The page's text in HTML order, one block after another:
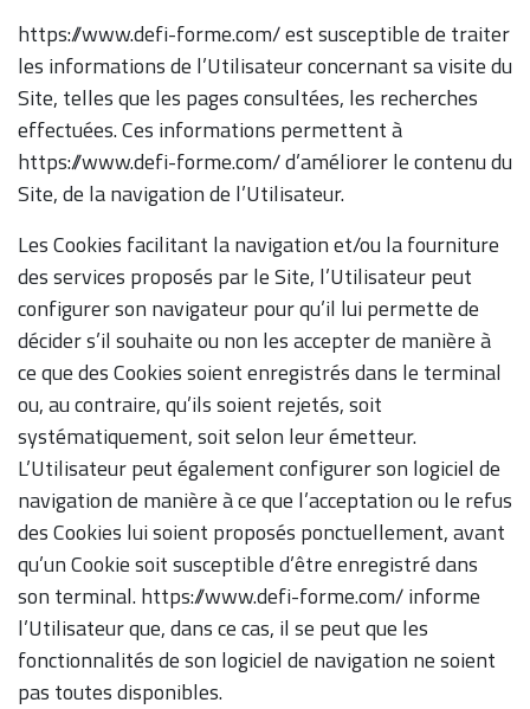
https://www.defi-forme.com/ est susceptible de traiter
les informations de l’Utilisateur concernant sa visite du
Site, telles que les pages consultées, les recherches
effectuées. Ces informations permettent à
https://www.defi-forme.com/ d’améliorer le contenu du
Site, de la navigation de l’Utilisateur.
Les Cookies facilitant la navigation et/ou la fourniture
des services proposés par le Site, l’Utilisateur peut
configurer son navigateur pour qu’il lui permette de
décider s’il souhaite ou non les accepter de manière à
ce que des Cookies soient enregistrés dans le terminal
ou, au contraire, qu’ils soient rejetés, soit
systématiquement, soit selon leur émetteur.
L’Utilisateur peut également configurer son logiciel de
navigation de manière à ce que l’acceptation ou le refus
des Cookies lui soient proposés ponctuellement, avant
qu’un Cookie soit susceptible d’être enregistré dans
son terminal. https://www.defi-forme.com/ informe
l’Utilisateur que, dans ce cas, il se peut que les
fonctionnalités de son logiciel de navigation ne soient
pas toutes disponibles.